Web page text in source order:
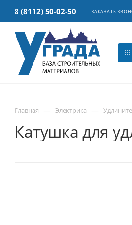
8 (8112) 50-02-50 ЗАКАЗАТЬ
Главная — Электрика —
Катушка для